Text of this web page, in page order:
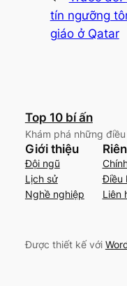
tín ngưỡng
giáo ở Qatar
Top 10 bí ấn
Khám phá những
Giới thiệu
Đội ngũ
Lịch sử
Nghề nghiệp
Điều
Liên
Được thiết kế với